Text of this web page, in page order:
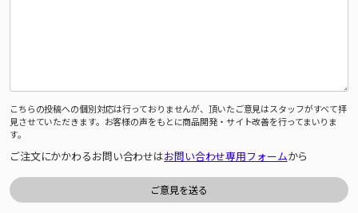
こちらの投稿への個別対応は行っておりませんが、頂いたご意見はスタッフがすべて拝
見させていただきます。お客様の声をもとに商品開発・サイト改善を行ってまいりま
す。
ご注文にかかわるお問い合わせはお問い合わせ専用フォームから